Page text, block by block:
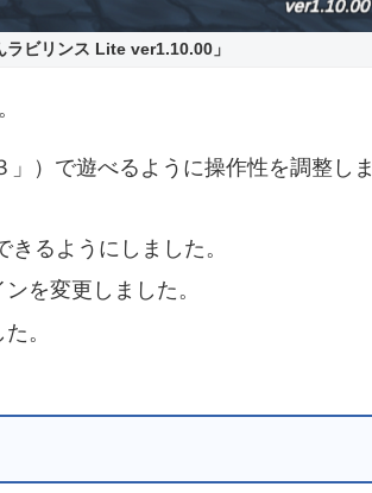
ラビリンス Lite ver1.10.00」
）で遊べるように操作性を調整しま
るようにしました。
を変更しました。
。